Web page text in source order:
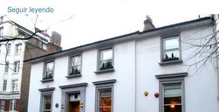
Seguir leyendo